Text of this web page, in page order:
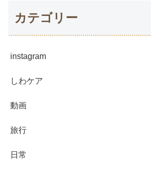
カテゴリー
instagram
しわケア
動画
旅行
日常